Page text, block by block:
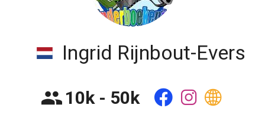
Ingrid Rijnbout-Evers
10k - 50k